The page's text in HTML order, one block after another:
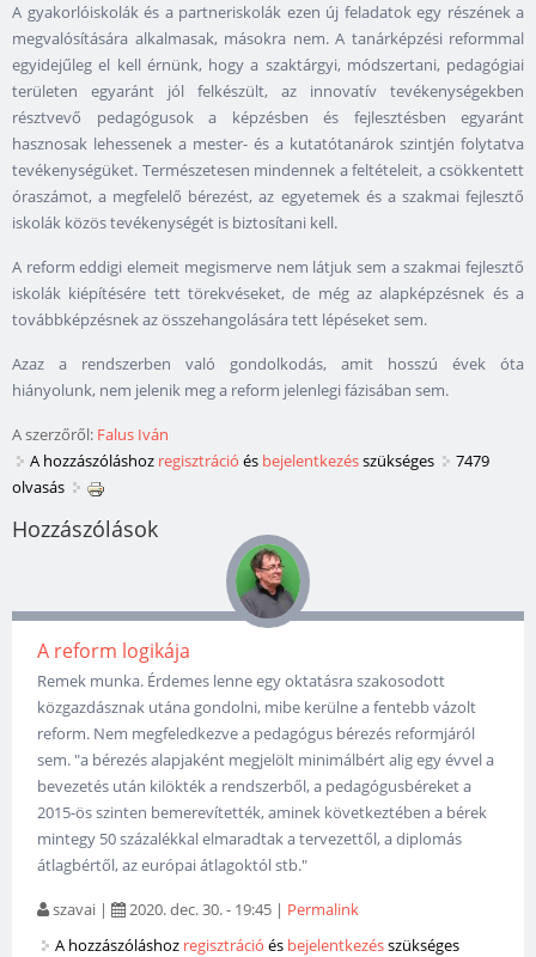
A gyakorlóiskolák és a partneriskolák ezen új feladatok egy részének a
megvalósítására alkalmasak, másokra nem. A tanárképzési reformmal
egyidejűleg el kell érnünk, hogy a szaktárgyi, módszertani, pedagógiai
területen egyaránt jól felkészült, az innovatív tevékenységekben
résztvevő pedagógusok a képzésben és fejlesztésben egyaránt
hasznosak lehessenek a mester- és a kutatótanárok szintjén folytatva
tevékenységüket. Természetesen mindennek a feltételeit, a csökkentett
óraszámot, a megfelelő bérezést, az egyetemek és a szakmai fejlesztő
iskolák közös tevékenységét is biztosítani kell.
A reform eddigi elemeit megismerve nem látjuk sem a szakmai fejlesztő
iskolák kiépítésére tett törekvéseket, de még az alapképzésnek és a
továbbképzésnek az összehangolására tett lépéseket sem.
Azaz a rendszerben való gondolkodás, amit hosszú évek óta
hiányolunk, nem jelenik meg a reform jelenlegi fázisában sem.
A szerzőről: Falus Iván
A hozzászóláshoz regisztráció és bejelentkezésszükséges
7479
olvasás
Hozzászólások
A reform logikája
Remek munka. Érdemes lenne egy oktatásra szakosodott
közgazdásznak utána gondolni, mibe kerülne a fentebb vázolt
reform. Nem megfeledkezve a pedagógus bérezés reformjáról
sem. "a bérezés alapjaként megjelölt minimálbért alig egy évvel a
bevezetés után kilökték a rendszerből, a pedagógusbéreket a
2015-ös szinten bemerevítették, aminek következtében a bérek
mintegy 50 százalékkal elmaradtak a tervezettől, a diplomás
átlagbértől, az európai átlagoktól stb."
szavai | 2020. dec. 30. - 19:45 | Permalink
A hozzászóláshoz regisztráció és bejelentkezésszükséges